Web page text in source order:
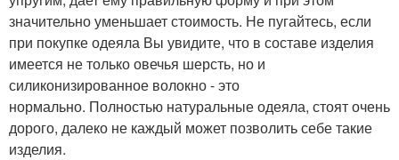
значительно уменьшает стоимость. Не пугайтесь, если
при покупке одеяла Вы увидите, что в составе изделия
имеется не только овечья шерсть, но и
силиконизированное волокно - это
нормально. Полностью натуральные одеяла, стоят очень
дорого, далеко не каждый может позволить себе такие
изделия.